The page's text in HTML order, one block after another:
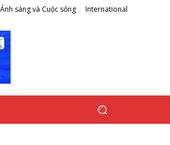
sáng và Cuộc sống International